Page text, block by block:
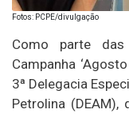
Fotos: PCPE/divulgação
Como parte
Campanha
3ª Delegacia
Petrolina